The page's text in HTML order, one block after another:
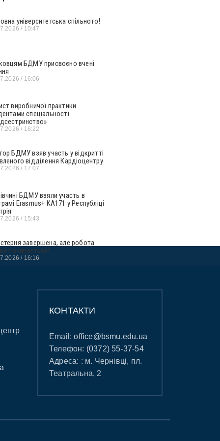
університетська спільното!
10:47
БДМУ присвоєно вчені
16:06
виробничої практики
спеціальності
16:22
БДМУ взяв участь у відкритті
відділення Кардіоцентру
17:07
БДМУ взяли участь в
Erasmus+ KA171 у Республіці
15:43
завершена, але робота
починається!
16:16
КОНТАКТИ
Email:office@bsmu.edu.ua
Телефон: (0372) 55-37-54
Адреса: : м. Чернівці, пл.
Театральна, 2